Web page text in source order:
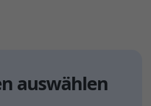
auswählen